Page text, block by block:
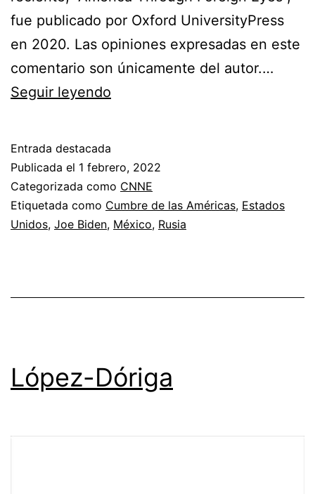
fue publicado por Oxford UniversityPress
en 2020. Las opiniones expresadas en este
comentario son únicamente del autor.…
Seguir leyendo
más
peligroso
vendrá
de
Entrada destacada
Publicada el 1 febrero, 2022
Categorizada como CNNE
Etiquetada como Cumbre de las Américas, Estados
Unidos, Joe Biden, México, Rusia
López-Dóriga